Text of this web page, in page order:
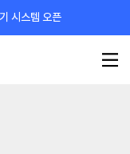
시스템 오픈